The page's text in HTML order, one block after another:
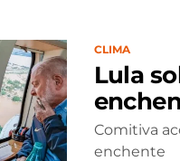
CLIMA
Lula
Comitiva
enchente